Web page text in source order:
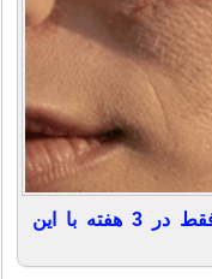
کاهش چشمگیر جای زخم و بخیه فقط در 3 هفته با این